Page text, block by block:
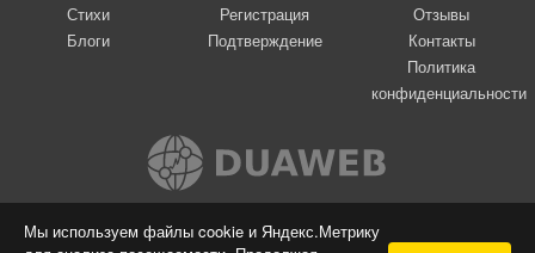
Мы используем файлы cookie и Яндекс.Метрику
Стихи
Блоги
Регистрация
Подтверждение
Отзывы
Контакты
Политика
конфиденциальности
Вконтакте